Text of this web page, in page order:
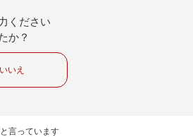
ください
か？
いいえ
言っています